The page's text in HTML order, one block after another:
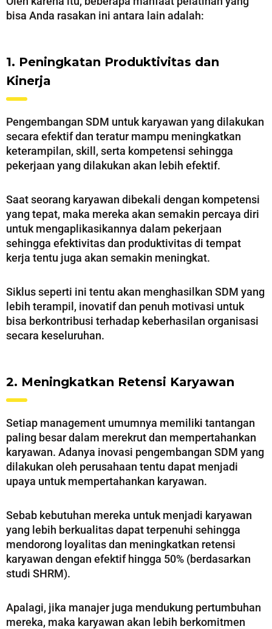
bisa Anda rasakan ini antara lain adalah:
1. Peningkatan Produktivitas dan
Kinerja
Pengembangan SDM untuk karyawan yang dilakukan
secara efektif dan teratur mampu meningkatkan
keterampilan, skill, serta kompetensi sehingga
pekerjaan yang dilakukan akan lebih efektif.
Saat seorang karyawan dibekali dengan kompetensi
yang tepat, maka mereka akan semakin percaya diri
untuk mengaplikasikannya dalam pekerjaan
sehingga efektivitas dan produktivitas di tempat
kerja tentu juga akan semakin meningkat.
Siklus seperti ini tentu akan menghasilkan SDM yang
lebih terampil, inovatif dan penuh motivasi untuk
bisa berkontribusi terhadap keberhasilan organisasi
secara keseluruhan.
2. Meningkatkan Retensi Karyawan
Setiap management umumnya memiliki tantangan
paling besar dalam merekrut dan mempertahankan
karyawan. Adanya inovasi pengembangan SDM yang
dilakukan oleh perusahaan tentu dapat menjadi
upaya untuk mempertahankan karyawan.
Sebab kebutuhan mereka untuk menjadi karyawan
yang lebih berkualitas dapat terpenuhi sehingga
mendorong loyalitas dan meningkatkan retensi
karyawan dengan efektif hingga 50% (berdasarkan
studi SHRM).
Apalagi, jika manajer juga mendukung pertumbuhan
mereka, maka karyawan akan lebih berkomitmen